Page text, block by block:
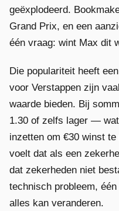
geëxplodeerd.
Grand Prix, en een
één vraag: wint Max dit
Die populariteit heeft
voor Verstappen zijn
waarde bieden. Bij
1.30 of zelfs lager —
inzetten om €30 winst
voelt dat als een
dat zekerheden niet
technisch probleem,
alles kan veranderen.